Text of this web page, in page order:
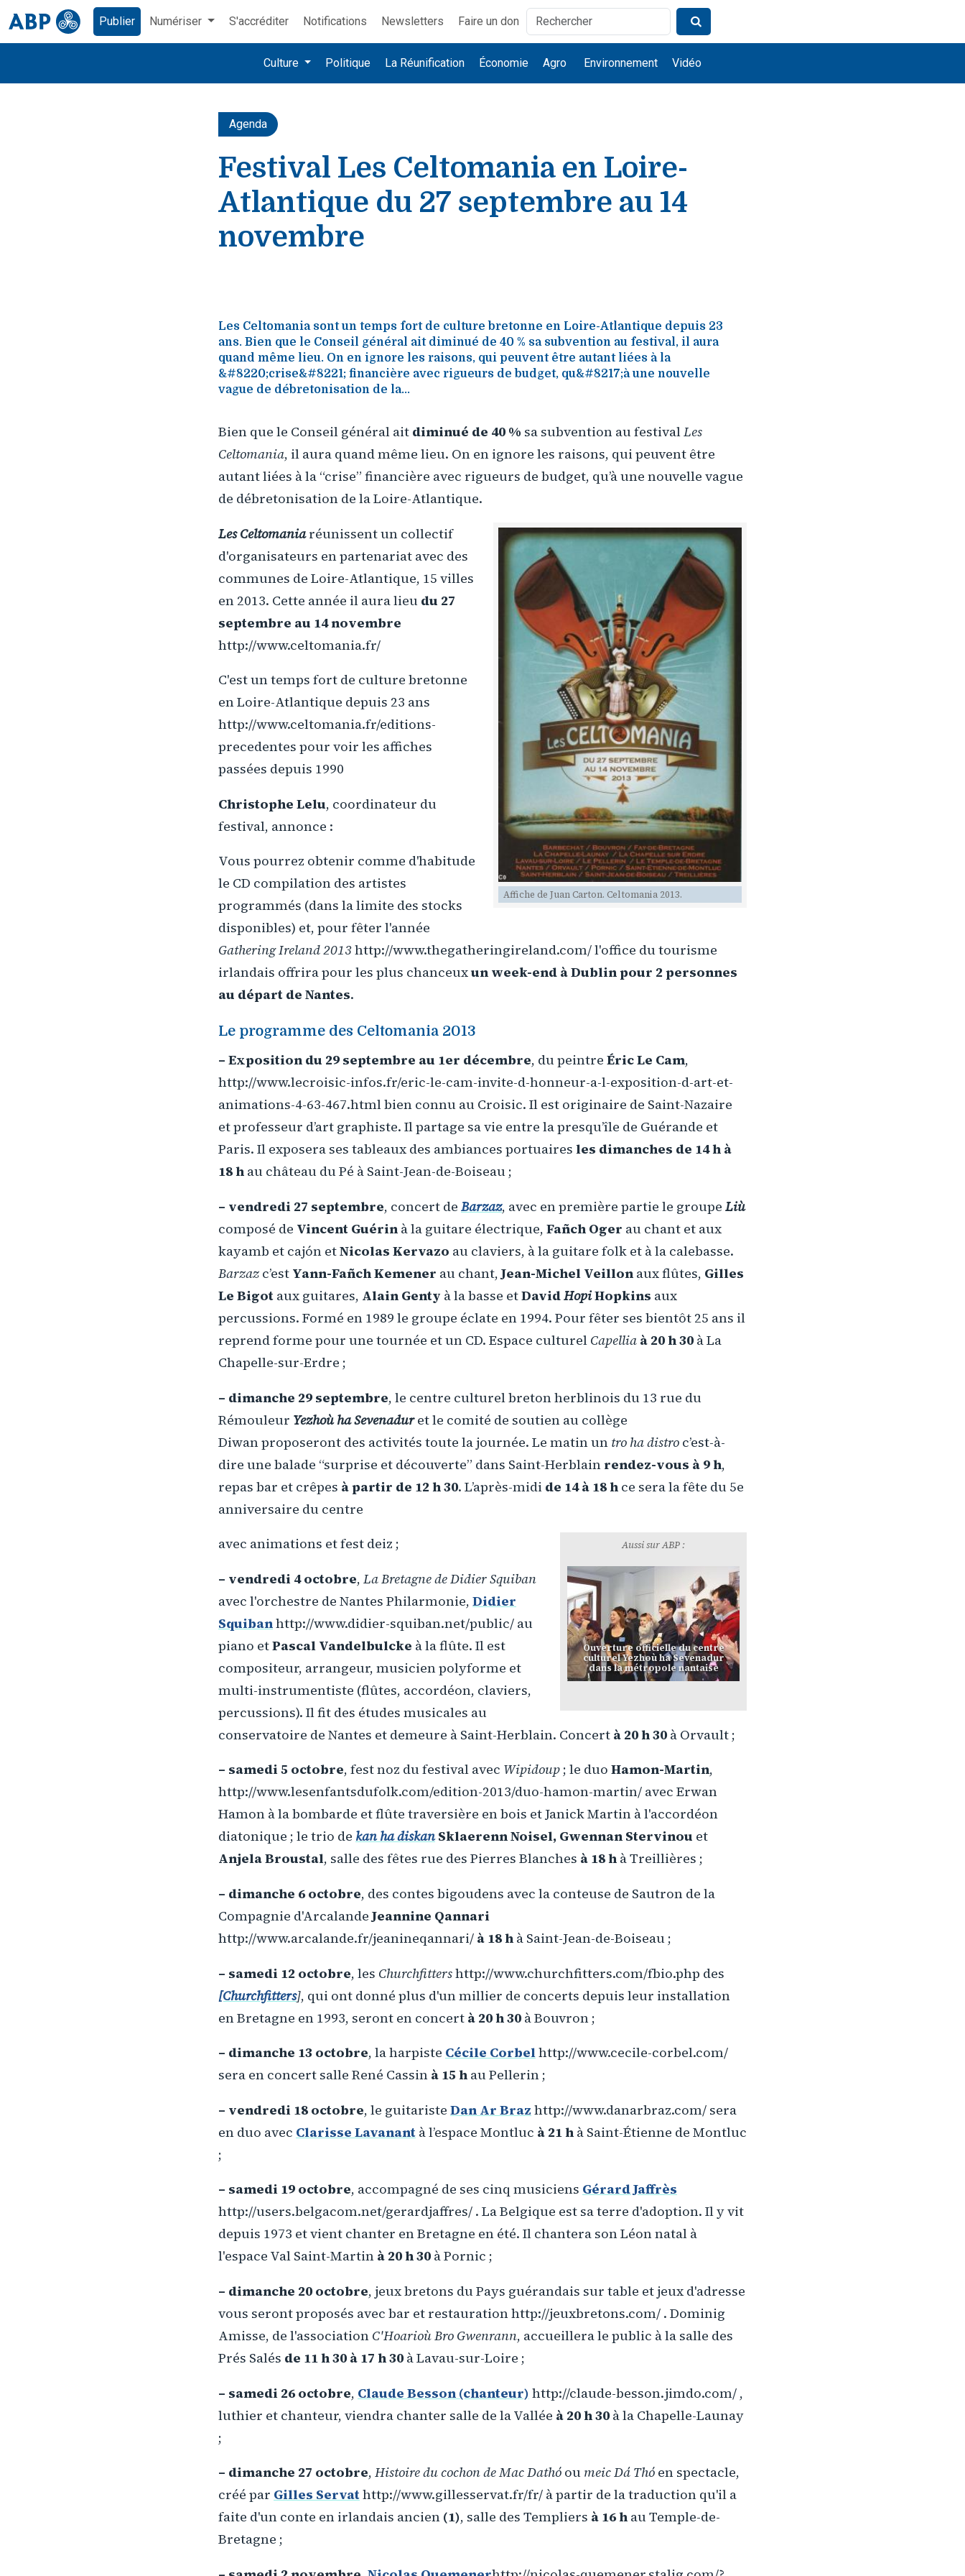
Publier Numériser S'accréditer Notifications Newsletters Faire un don
Culture Politique La Réunification Économie Agro Environnement Vidéo
Agenda
Festival Les Celtomania en Loire-
Atlantique du 27 septembre au 14
novembre
Les Celtomania sont un temps fort de culture bretonne en Loire-Atlantique depuis 23
ans. Bien que le Conseil général ait diminué de 40 % sa subvention au festival, il aura
quand même lieu. On en ignore les raisons, qui peuvent être autant liées à la
&#8220;crise&#8221; financière avec rigueurs de budget, qu&#8217;à une nouvelle
vague de débretonisation de la...
Bien que le Conseil général ait diminué de 40 % sa subvention au festivalLes
Celtomania, il aura quand même lieu. On en ignore les raisons, qui peuvent être
autant liées à la “crise” financière avec rigueurs de budget, qu’à une nouvelle vague
de débretonisation de la Loire-Atlantique.
Affiche de Juan Carton. Celtomania 2013.
Les Celtomaniaréunissent un collectif
d'organisateurs en partenariat avec des
communes de Loire-Atlantique, 15 villes
en 2013. Cette année il aura lieu du 27
septembre au 14 novembre
http://www.celtomania.fr/
C'est un temps fort de culture bretonne
en Loire-Atlantique depuis 23 ans
http://www.celtomania.fr/editions-
precedentes pour voir les affiches
passées depuis 1990
Christophe Lelu, coordinateur du
festival, annonce :
Vous pourrez obtenir comme d'habitude
le CD compilation des artistes
programmés (dans la limite des stocks
disponibles) et, pour fêter l'année
Gathering Ireland 2013http://www.thegatheringireland.com/ l'office du tourisme
irlandais offrira pour les plus chanceuxun week-end à Dublin pour 2 personnes
au départ de Nantes.
Le programme des Celtomania 2013
– Exposition du 29 septembre au 1er décembre, du peintre Éric Le Cam,
http://www.lecroisic-infos.fr/eric-le-cam-invite-d-honneur-a-l-exposition-d-art-et-
animations-4-63-467.html bien connu au Croisic. Il est originaire de Saint-Nazaire
et professeur d’art graphiste. Il partage sa vie entre la presqu’île de Guérande et
Paris. Il exposera ses tableaux des ambiances portuaires les dimanches de 14 h à
18 h au château du Pé à Saint-Jean-de-Boiseau ;
– vendredi 27 septembre, concert de Barzaz, avec en première partie le groupe Liù
composé de Vincent Guérin à la guitare électrique, Fañch Oger au chant et aux
kayamb et cajón etNicolas Kervazo au claviers, à la guitare folk et à la calebasse.
Barzaz c’est Yann-Fañch Kemener au chant, Jean-Michel Veillon aux flûtes, Gilles
Le Bigot aux guitares, Alain Genty à la basse etDavidHopiHopkins aux
percussions. Formé en 1989 le groupe éclate en 1994. Pour fêter ses bientôt 25 ans il
reprend forme pour une tournée et un CD. Espace culturel Capellia à 20 h 30 à La
Chapelle-sur-Erdre ;
– dimanche 29 septembre, le centre culturel breton herblinois du 13 rue du
Rémouleur Yezhoù ha Sevenaduret le comité de soutien au collège
Diwan proposeront des activités toute la journée. Le matin un tro ha distro c’est-à-
dire une balade “surprise et découverte” dans Saint-Herblain rendez-vous à 9 h,
repas bar et crêpes à partir de 12 h 30. L’après-midi de 14 à 18 h ce sera la fête du 5e
anniversaire du centre
Aussi sur ABP :
Ouverture officielle du centre
culturel Yezhoù ha Sevenadur
dans la métropole nantaise
avec animations et fest deiz ;
– vendredi 4 octobre, La Bretagne de Didier Squiban
avec l'orchestre de Nantes Philarmonie, Didier
Squibanhttp://www.didier-squiban.net/public/ au
piano etPascal Vandelbulcke à la flûte. Il est
compositeur, arrangeur, musicien polyforme et
multi-instrumentiste (flûtes, accordéon, claviers,
percussions). Il fit des études musicales au
conservatoire de Nantes et demeure à Saint-Herblain. Concert à 20 h 30 à Orvault ;
– samedi 5 octobre, fest noz du festival avec Wipidoup ; le duo Hamon-Martin,
http://www.lesenfantsdufolk.com/edition-2013/duo-hamon-martin/ avec Erwan
Hamon à la bombarde et flûte traversière en bois et Janick Martin à l'accordéon
diatonique ; le trio de kan ha diskan Sklaerenn Noisel, Gwennan Stervinou et
Anjela Broustal, salle des fêtes rue des Pierres Blanches à 18 h à Treillières ;
– dimanche 6 octobre, des contes bigoudens avec la conteuse de Sautron de la
Compagnie d'Arcalande Jeannine Qannari
http://www.arcalande.fr/jeanineqannari/ à 18 h à Saint-Jean-de-Boiseau ;
– samedi 12 octobre, les Churchfittershttp://www.churchfitters.com/fbio.php des
[Churchfitters], qui ont donné plus d'un millier de concerts depuis leur installation
en Bretagne en 1993, seront en concert à 20 h 30 à Bouvron ;
– dimanche 13 octobre, la harpiste Cécile Corbelhttp://www.cecile-corbel.com/
sera en concert salle René Cassin à 15 h au Pellerin ;
– vendredi 18 octobre, le guitariste Dan Ar Braz http://www.danarbraz.com/ sera
en duo avec Clarisse Lavanant à l’espace Montluc à 21 h à Saint-Étienne de Montluc
;
– samedi 19 octobre, accompagné de ses cinq musiciens Gérard Jaffrès
http://users.belgacom.net/gerardjaffres/ . La Belgique est sa terre d'adoption. Il y vit
depuis 1973 et vient chanter en Bretagne en été. Il chantera son Léon natal à
l'espace Val Saint-Martin à 20 h 30 à Pornic ;
– dimanche 20 octobre, jeux bretons du Pays guérandais sur table et jeux d'adresse
vous seront proposés avec bar et restauration http://jeuxbretons.com/ . Dominig
Amisse, de l'association C'Hoarioù Bro Gwenrann, accueillera le public à la salle des
Prés Salés de 11 h 30 à 17 h 30 à Lavau-sur-Loire ;
– samedi 26 octobre, Claude Besson (chanteur) http://claude-besson.jimdo.com/ ,
luthier et chanteur, viendra chanter salle de la Vallée à 20 h 30 à la Chapelle-Launay
;
– dimanche 27 octobre, Histoire du cochon de Mac Dathó ou meic Dá Thó en spectacle,
créé par Gilles Servathttp://www.gillesservat.fr/fr/ à partir de la traduction qu'il a
faite d'un conte en irlandais ancien (1), salle des Templiers à 16 h au Temple-de-
Bretagne ;